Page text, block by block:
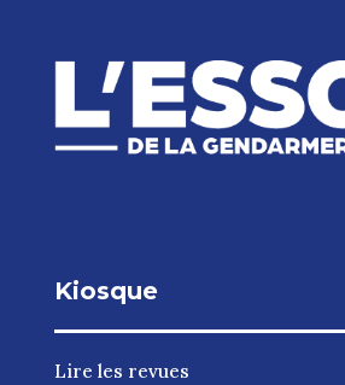
Kiosque
Lire les revues